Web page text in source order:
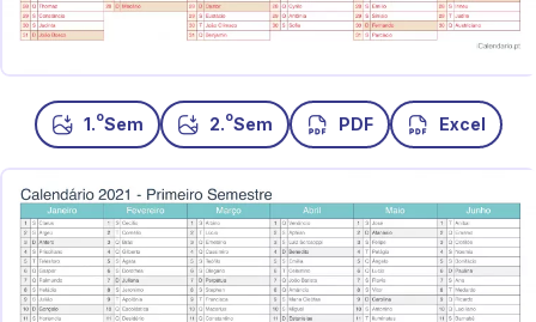
1.oSem 2.oSem PDF Excel